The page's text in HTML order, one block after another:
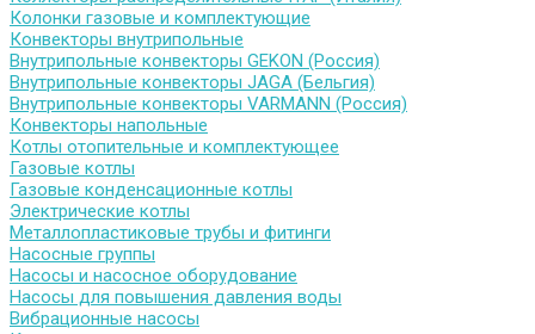
Колонки газовые и комплектующие
Конвекторы внутрипольные
Внутрипольные конвекторы GEKON (Россия)
Внутрипольные конвекторы JAGA (Бельгия)
Внутрипольные конвекторы VARMANN (Россия)
Конвекторы напольные
Котлы отопительные и комплектующее
Газовые котлы
Газовые конденсационные котлы
Электрические котлы
Металлопластиковые трубы и фитинги
Насосные группы
Насосы и насосное оборудование
Насосы для повышения давления воды
Вибрационные насосы